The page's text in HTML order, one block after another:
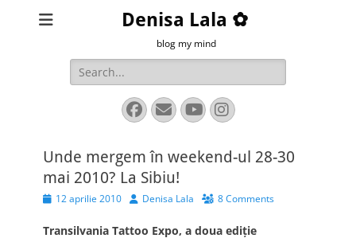
Denisa Lala ✿
blog my mind
Search
for:
Facebook
EmailYouTube
Instagram
Unde mergem în weekend-ul 28-30
mai 2010? La Sibiu!
Posted12 aprilie 2010 AuthorDenisa Lala 8 Comments
Transilvania Tattoo Expo, a doua ediţie